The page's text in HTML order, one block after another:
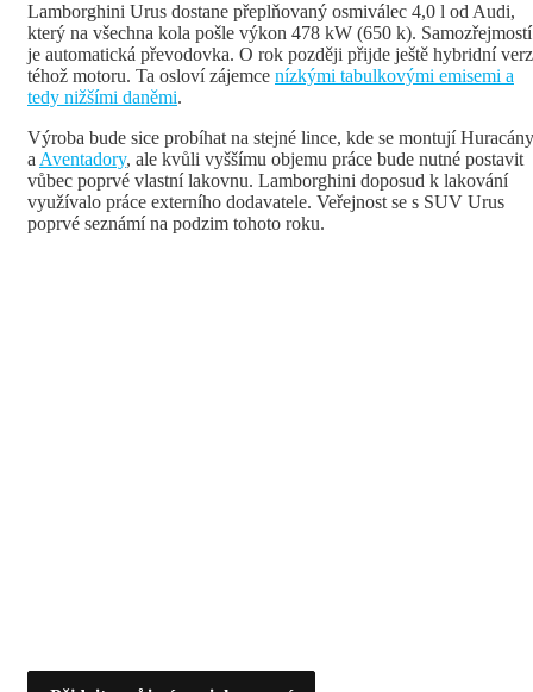
Lamborghini Urus dostane přeplňovaný osmiválec 4,0 l od Audi,
který na všechna kola pošle výkon 478 kW (650 k). Samozřejmostí
je automatická převodovka. O rok později přijde ještě hybridní
téhož motoru. Ta osloví zájemce nízkými tabulkovými emisemi a
tedy nižšími daněmi.
Výroba bude sice probíhat na stejné lince, kde se montují Huracány
a Aventadory, ale kvůli vyššímu objemu práce bude nutné postavit
vůbec poprvé vlastní lakovnu. Lamborghini doposud k lakování
využívalo práce externího dodavatele. Veřejnost se s SUV Urus
poprvé seznámí na podzim tohoto roku.